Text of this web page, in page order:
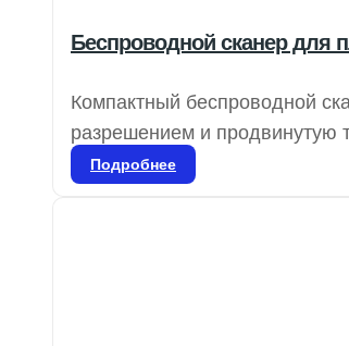
Беспроводной сканер для
Компактный беспроводной
разрешением и продвинутую
четкость и плавность
Подробнее